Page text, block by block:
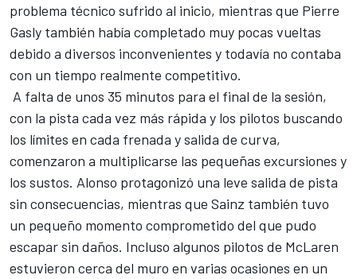
problema técnico sufrido al inicio, mientras que Pierre
Gasly también había completado muy pocas vueltas
debido a diversos inconvenientes y todavía no contaba
con un tiempo realmente competitivo.
A falta de unos 35 minutos para el final de la sesión,
con la pista cada vez más rápida y los pilotos buscando
los límites en cada frenada y salida de curva,
comenzaron a multiplicarse las pequeñas excursiones y
los sustos. Alonso protagonizó una leve salida de pista
sin consecuencias, mientras que Sainz también tuvo
un pequeño momento comprometido del que pudo
escapar sin daños. Incluso algunos pilotos de McLaren
estuvieron cerca del muro en varias ocasiones en un